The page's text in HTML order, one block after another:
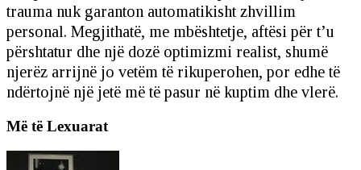
trauma nuk garanton automatikisht zhvillim
personal. Megjithatë, me mbështetje, aftësi për t’u
përshtatur dhe një dozë optimizmi realist, shumë
njerëz arrijnë jo vetëm të rikuperohen, por edhe të
ndërtojnë një jetë më të pasur në kuptim dhe vlerë.
Më të Lexuarat